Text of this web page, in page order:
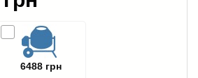
6488 грн